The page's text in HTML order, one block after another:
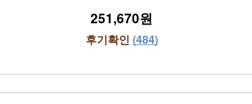
251,670원
후기확인 (484)